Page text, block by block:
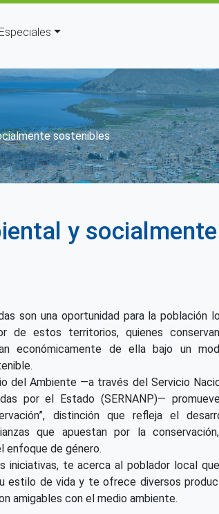
Especiales
sostenibles
y socialmente
son una oportunidad para la población
de estos territorios, quienes
económicamente de ella bajo un
del Ambiente —a través del Servicio
por el Estado (SERNANP)—
distinción que refleja el
que apuestan por la
enfoque de género.
iniciativas, te acerca al poblador local
estilo de vida y te ofrece diversos
amigables con el medio ambiente.